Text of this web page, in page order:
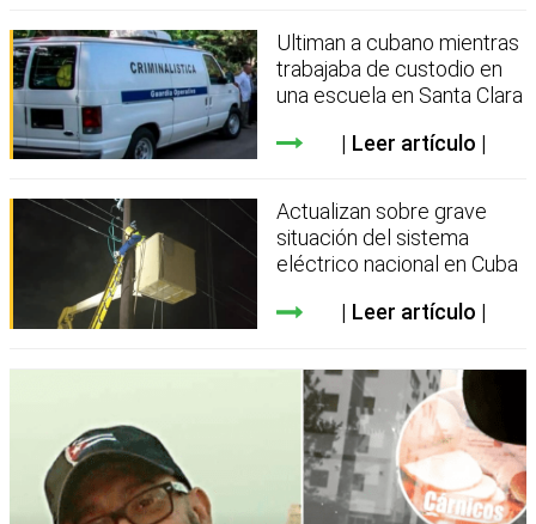
Ultiman a cubano mientras
trabajaba de custodio en
una escuela en Santa Clara
Leer artículo
Actualizan sobre grave
situación del sistema
eléctrico nacional en Cuba
Leer artículo